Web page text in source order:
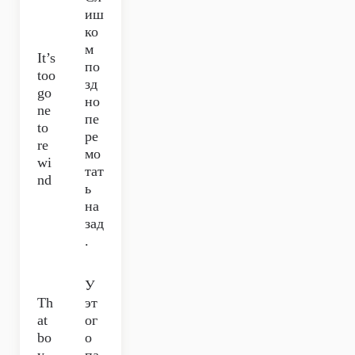
It’s
too
go
ne
to
re
wi
nd
иш
ко
м
по
зд
но
пе
ре
мо
тат
ь
на
зад
.
Th
at
bo
У
эт
ог
о